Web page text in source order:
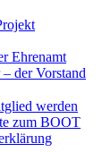
Ehrenamt
der Vorstand
werden
zum BOOT